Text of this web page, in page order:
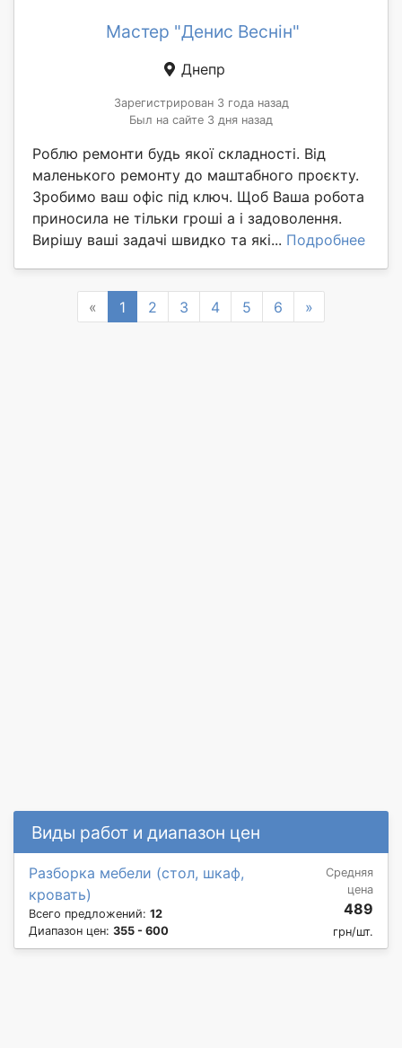
Виды работ и диапазон цен
Разборка мебели (стол, шкаф,
кровать)
Всего предложений: 12
Диапазон цен: 355 - 600
Средняя
цена
489
грн/шт.
Мастер "Денис Веснін"
Днепр
Зарегистрирован 3 года назад
Был на сайте 3 дня назад
Роблю ремонти будь якої складності. Від
маленького ремонту до маштабного проєкту.
Зробимо ваш офіс під ключ. Щоб Ваша робота
приносила не тільки гроші а і задоволення.
Вирішу ваші задачі швидко та які... Подробнее
« Previous
1 2 3 4 5 6 »